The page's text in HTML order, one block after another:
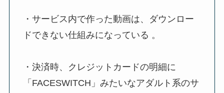
・サービス内で作った動画は、ダウンロー
ドできない仕組みになっている 。
・決済時、クレジットカードの明細に
「FACESWITCH」みたいなアダルト系のサ